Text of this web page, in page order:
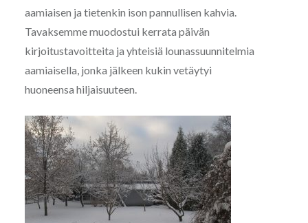
aamiaisen ja tietenkin ison pannullisen kahvia.
Tavaksemme muodostui kerrata päivän
kirjoitustavoitteita ja yhteisiä lounassuunnitelmia
aamiaisella, jonka jälkeen kukin vetäytyi
huoneensa hiljaisuuteen.